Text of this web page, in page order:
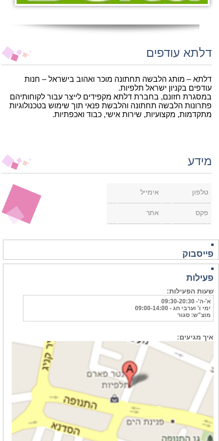
דלתא עודפים
דלתא – מותג הלבשה תחתונה מוכר ואהוב בישראל – חנות
עודפים בקניון ישראל תלפיות.
במסגרת חזונם, בחברת דלתא מקפידים לייצר עבור לקוחותיהם
פתרונות הלבשה תחתונה והלבשת פנאי תוך שימוש בטכנולוגיות
מתקדמות, מקצועיות, שירות אישי, כבוד ואכפתיות.
מידע
טלפון אימייל
פקס אתר
פייסבוק
פעילות
שעות הפעילות:
א'-ה'- 09:30-20:30
ימי ו' וערבי חג - 09:00-14:00
מוצ"ש: סגור
איך מגיעים: